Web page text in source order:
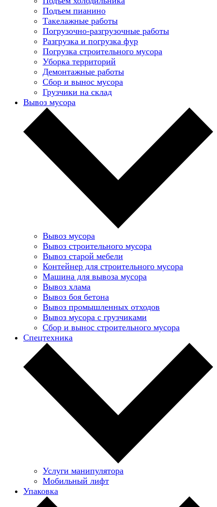
Подъем пианино
Такелажные работы
Погрузочно-разгрузочные работы
Разгрузка и погрузка фур
Погрузка строительного мусора
Уборка территорий
Демонтажные работы
Сбор и вынос мусора
Грузчики на склад
Вывоз мусора
Вывоз мусора
Вывоз строительного мусора
Вывоз старой мебели
Контейнер для строительного мусора
Машина для вывоза мусора
Вывоз хлама
Вывоз боя бетона
Вывоз промышленных отходов
Вывоз мусора с грузчиками
Сбор и вынос строительного мусора
Спецтехника
Услуги манипулятора
Мобильный лифт
Упаковка